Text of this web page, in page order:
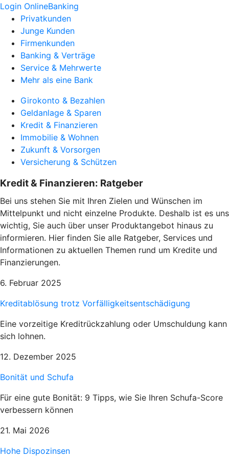
Login OnlineBanking
Privatkunden
Junge Kunden
Firmenkunden
Banking & Verträge
Service & Mehrwerte
Mehr als eine Bank
Girokonto & Bezahlen
Geldanlage & Sparen
Kredit & Finanzieren
Immobilie & Wohnen
Zukunft & Vorsorgen
Versicherung & Schützen
Kredit & Finanzieren: Ratgeber
Bei uns stehen Sie mit Ihren Zielen und Wünschen im
Mittelpunkt und nicht einzelne Produkte. Deshalb ist es uns
wichtig, Sie auch über unser Produktangebot hinaus zu
informieren. Hier finden Sie alle Ratgeber, Services und
Informationen zu aktuellen Themen rund um Kredite und
Finanzierungen.
6. Februar 2025
Kreditablösung trotz Vorfälligkeitsentschädigung
Eine vorzeitige Kreditrückzahlung oder Umschuldung kann
sich lohnen.
12. Dezember 2025
Bonität und Schufa
Für eine gute Bonität: 9 Tipps, wie Sie Ihren Schufa-Score
verbessern können
21. Mai 2026
Hohe Dispozinsen